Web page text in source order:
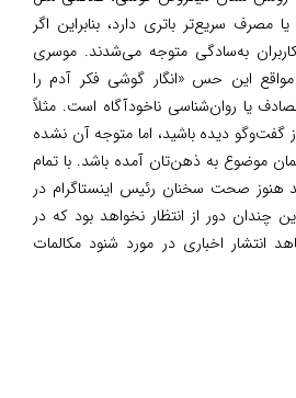
سریع‌تر باتری دارد، بنابراین اگر
به‌سادگی متوجه می‌شدند. موسری
این حس «انگار گوشی فکر آدم را
یا روان‌شناسی ناخودآگاه است. مثلاً
گفت‌وگو دیده باشید، اما متوجه آن نشده
موضوع به ذهن‌تان آمده باشد. با تمام
هنوز صحت سخنان رئیس اینستاگرام در
چندان دور از انتظار نخواهد بود که در
انتشار اخباری در مورد شنود مکالمات